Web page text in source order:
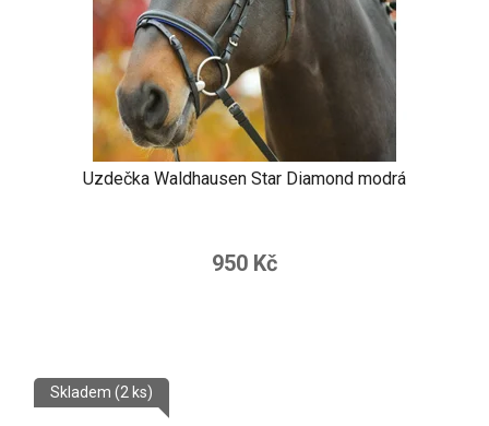
Uzdečka Waldhausen Star Diamond modrá
950 Kč
Skladem (2 ks)